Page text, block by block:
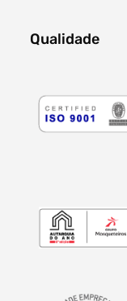
Qualidade